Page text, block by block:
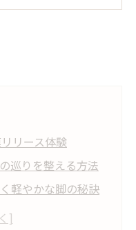
リース体験
巡りを整える方法
軽やかな脚の秘訣
関係性に注目